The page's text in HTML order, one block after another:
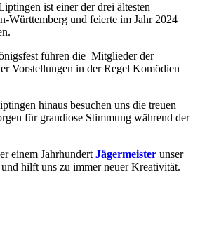
ist einer der drei ältesten
Württemberg und feierte im Jahr 2024
führen die Mitglieder der
Vorstellungen in der Regel Komödien
hinaus besuchen uns die treuen
für grandiose Stimmung während der
einem Jahrhundert Jägermeister unser
hilft uns zu immer neuer Kreativität.